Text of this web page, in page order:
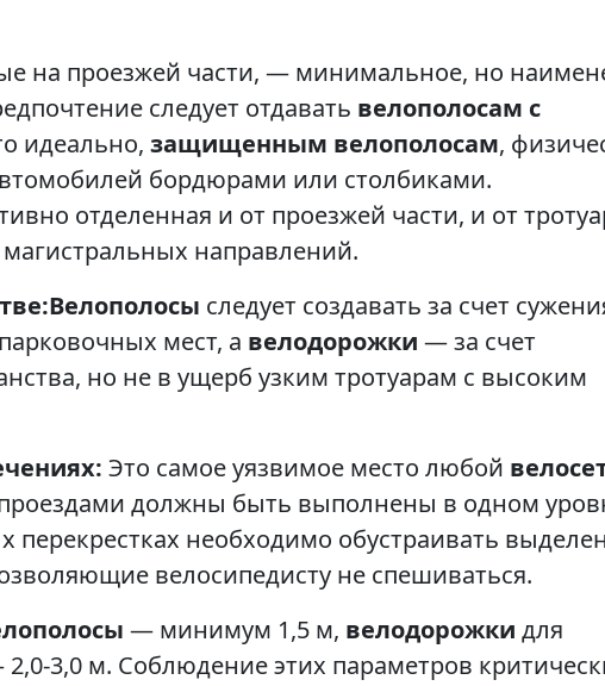
на проезжей части, — минимальное, но
следует отдавать велополосам с
идеально, защищенным велополосам,
бордюрами или столбиками.
отделенная и от проезжей части, и от
направлений.
Велополосы следует создавать за счет
мест, а велодорожки — за счет
но не в ущерб узким тротуарам с высоким
Это самое уязвимое место любой
должны быть выполнены в одном
перекрестках необходимо обустраивать
велосипедисту не спешиваться.
— минимум 1,5 м, велодорожки для
3,0 м. Соблюдение этих параметров